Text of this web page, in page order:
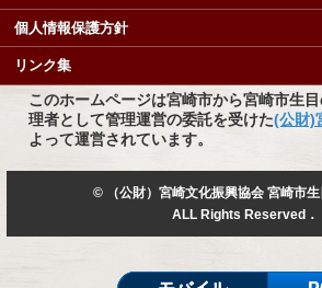
個人情報保護方針
リンク集
このホームページは宮崎市から宮崎市生
理者として管理運営の委託を受けた(公財)
よって運営されています。
© （公財）宮崎文化振興協会 宮崎市
ALL Rights Reserved．